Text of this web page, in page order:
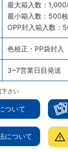
最大箱入数：
最小箱入数：500
OPP封入箱入数：
色校正・PP袋封入
3~7営業日目発送
下さい
ついて
について